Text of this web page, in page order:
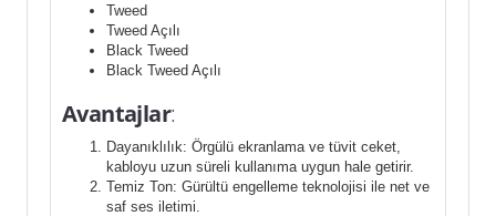
Tweed
Tweed Açılı
Black Tweed
Black Tweed Açılı
Avantajlar:
Dayanıklılık: Örgülü ekranlama ve tüvit ceket,
kabloyu uzun süreli kullanıma uygun hale getirir.
Temiz Ton: Gürültü engelleme teknolojisi ile net ve
saf ses iletimi.